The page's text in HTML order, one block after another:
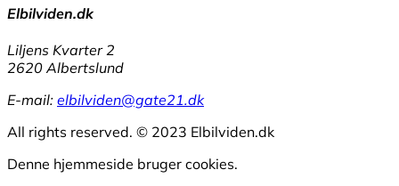
Elbilviden.dk
Liljens Kvarter 2
2620 Albertslund
E-mail: elbilviden@gate21.dk
All rights reserved. © 2023 Elbilviden.dk
Denne hjemmeside bruger cookies.